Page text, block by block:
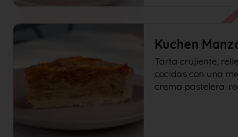
Kuchen
Tarta crujiente,
cocidas con una
crema pastelera.